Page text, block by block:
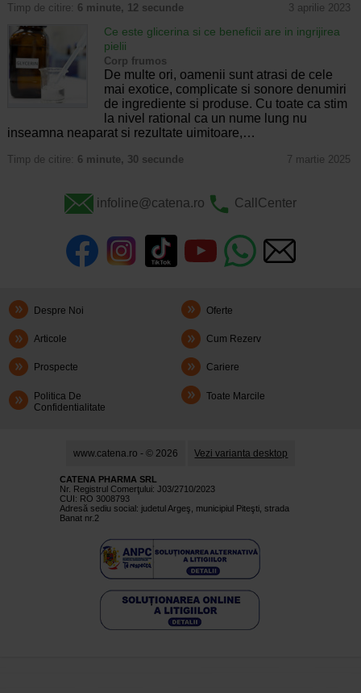
Timp de citire: 6 minute, 12 secunde 3 aprilie 2023
Ce este glicerina si ce beneficii are in ingrijirea
pielii
Corp frumos
De multe ori, oamenii sunt atrasi de cele
mai exotice, complicate si sonore denumiri
de ingrediente si produse. Cu toate ca stim
la nivel rational ca un nume lung nu
inseamna neaparat si rezultate uimitoare,…
Timp de citire: 6 minute, 30 secunde 7 martie 2025
infoline@catena.ro CallCenter
Despre Noi Oferte
Articole Cum Rezerv
Prospecte Cariere
Politica De
Confidentialitate
Toate Marcile
www.catena.ro - © 2026 Vezi varianta desktop
CATENA PHARMA SRL
Nr. Registrul Comerţului: J03/2710/2023
CUI: RO 3008793
Adresă sediu social: judetul Argeş, municipiul Piteşti, strada
Banat nr.2